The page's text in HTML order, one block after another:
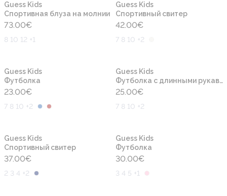
Guess Kids
Спортивная блуза на молнии
73.00€
8 10 12 +1
Guess Kids
Cпортивный свитер
42.00€
7 8 10 +2
Guess Kids
Футболка
23.00€
7 8 10 +2
Guess Kids
Футболка с длинными рукавами
25.00€
7 8 10 +2
Guess Kids
Cпортивный свитер
37.00€
2 3 4 +2
Guess Kids
Футболка
30.00€
3 4 5 +1